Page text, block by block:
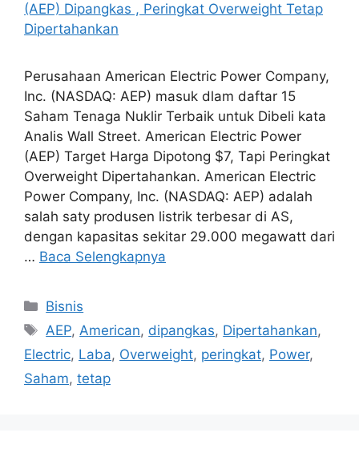
Perusahaan American Electric Power Company,
Inc. (NASDAQ: AEP) masuk dlam daftar 15
Saham Tenaga Nuklir Terbaik untuk Dibeli kata
Analis Wall Street. American Electric Power
(AEP) Target Harga Dipotong $7, Tapi Peringkat
Overweight Dipertahankan. American Electric
Power Company, Inc. (NASDAQ: AEP) adalah
salah saty produsen listrik terbesar di AS,
dengan kapasitas sekitar 29.000 megawatt dari
… Baca Selengkapnya
Kategori
Bisnis
Tag
AEP, American, dipangkas, Dipertahankan,
Electric, Laba, Overweight, peringkat, Power,
Saham, tetap